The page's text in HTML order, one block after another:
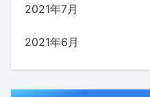
2021年7月
2021年6月